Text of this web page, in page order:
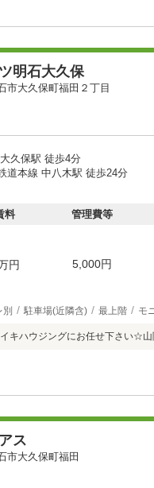
明石大久保
市大久保町福田２丁目
久保駅 徒歩4分
道本線 中八木駅 徒歩24分
料 管理費等
円 5,000円
駐車場(近隣含) 最上階 モ
キハウジングにお任せ下さい☆
ス
市大久保町福田